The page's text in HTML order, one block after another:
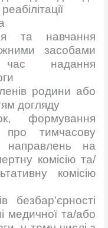
та навчання
засобами
час надання
родини або
догляду
формування
про тимчасову
направлень на
комісію та/
комісію
безбар’єрності
медичної та/або